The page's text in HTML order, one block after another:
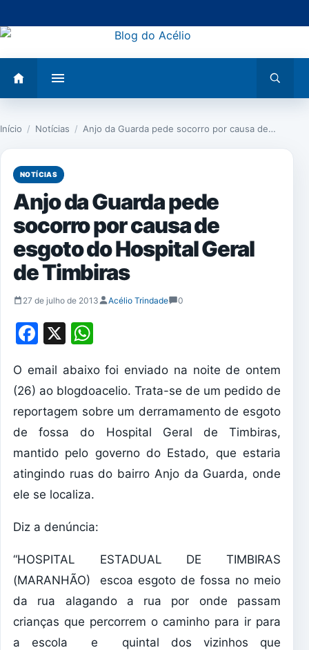
para
conteúdo
menu
busca
Início / Notícias / Anjo da Guarda pede socorro por causa de…
NOTÍCIAS
Anjo da Guarda pede
socorro por causa de
esgoto do Hospital Geral
de Timbiras
27 de julho de 2013 Acélio Trindade 0
Facebook
X
O email abaixo foi enviado na noite de ontem
(26) ao blogdoacelio. Trata-se de um pedido de
reportagem sobre um derramamento de esgoto
de fossa do Hospital Geral de Timbiras,
mantido pelo governo do Estado, que estaria
atingindo ruas do bairro Anjo da Guarda, onde
ele se localiza.
Diz a denúncia:
“HOSPITAL ESTADUAL DE TIMBIRAS
(MARANHÃO) escoa esgoto de fossa no meio
da rua alagando a rua por onde passam
crianças que percorrem o caminho para ir para
a escola e quintal dos vizinhos que